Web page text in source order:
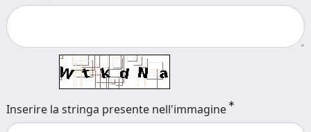
Inserire la stringa presente nell'immagine